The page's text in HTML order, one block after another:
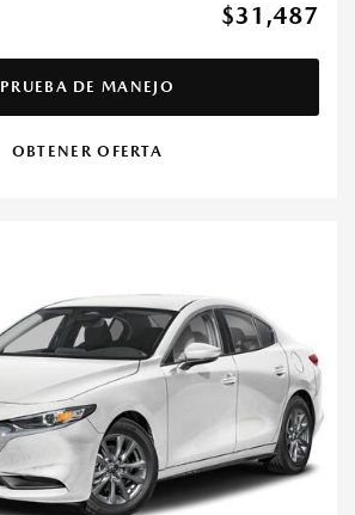
$31,487
PRUEBA DE MANEJO
OBTENER OFERTA